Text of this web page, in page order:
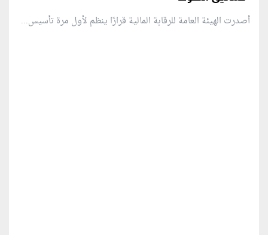
أصدرت الهيئة العامة للرقابة المالية قرارًا ينظم لأول مرة تأسيس...